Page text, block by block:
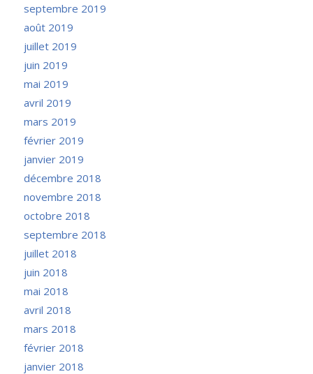
septembre 2019
août 2019
juillet 2019
juin 2019
mai 2019
avril 2019
mars 2019
février 2019
janvier 2019
décembre 2018
novembre 2018
octobre 2018
septembre 2018
juillet 2018
juin 2018
mai 2018
avril 2018
mars 2018
février 2018
janvier 2018